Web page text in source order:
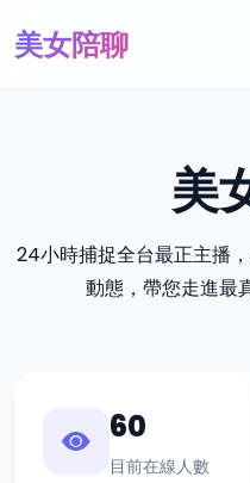
美女陪聊
美
24小時捕捉全台最正主播
動態，帶您走進最
60
目前在線人數